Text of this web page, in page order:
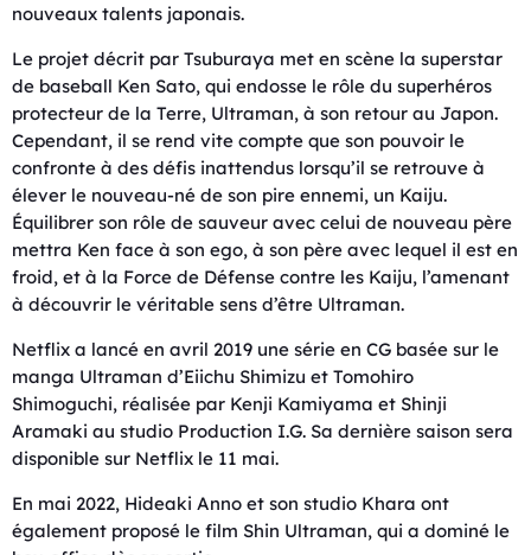
nouveaux talents japonais.
Le projet décrit par Tsuburaya met en scène la superstar
de baseball Ken Sato, qui endosse le rôle du superhéros
protecteur de la Terre, Ultraman, à son retour au Japon.
Cependant, il se rend vite compte que son pouvoir le
confronte à des défis inattendus lorsqu’il se retrouve à
élever le nouveau-né de son pire ennemi, un Kaiju.
Équilibrer son rôle de sauveur avec celui de nouveau père
mettra Ken face à son ego, à son père avec lequel il est en
froid, et à la Force de Défense contre les Kaiju, l’amenant
à découvrir le véritable sens d’être Ultraman.
Netflix a lancé en avril 2019 une série en CG basée sur le
manga Ultraman d’Eiichu Shimizu et Tomohiro
Shimoguchi, réalisée par Kenji Kamiyama et Shinji
Aramaki au studio Production I.G. Sa dernière saison sera
disponible sur Netflix le 11 mai.
En mai 2022, Hideaki Anno et son studio Khara ont
également proposé le film Shin Ultraman, qui a dominé le